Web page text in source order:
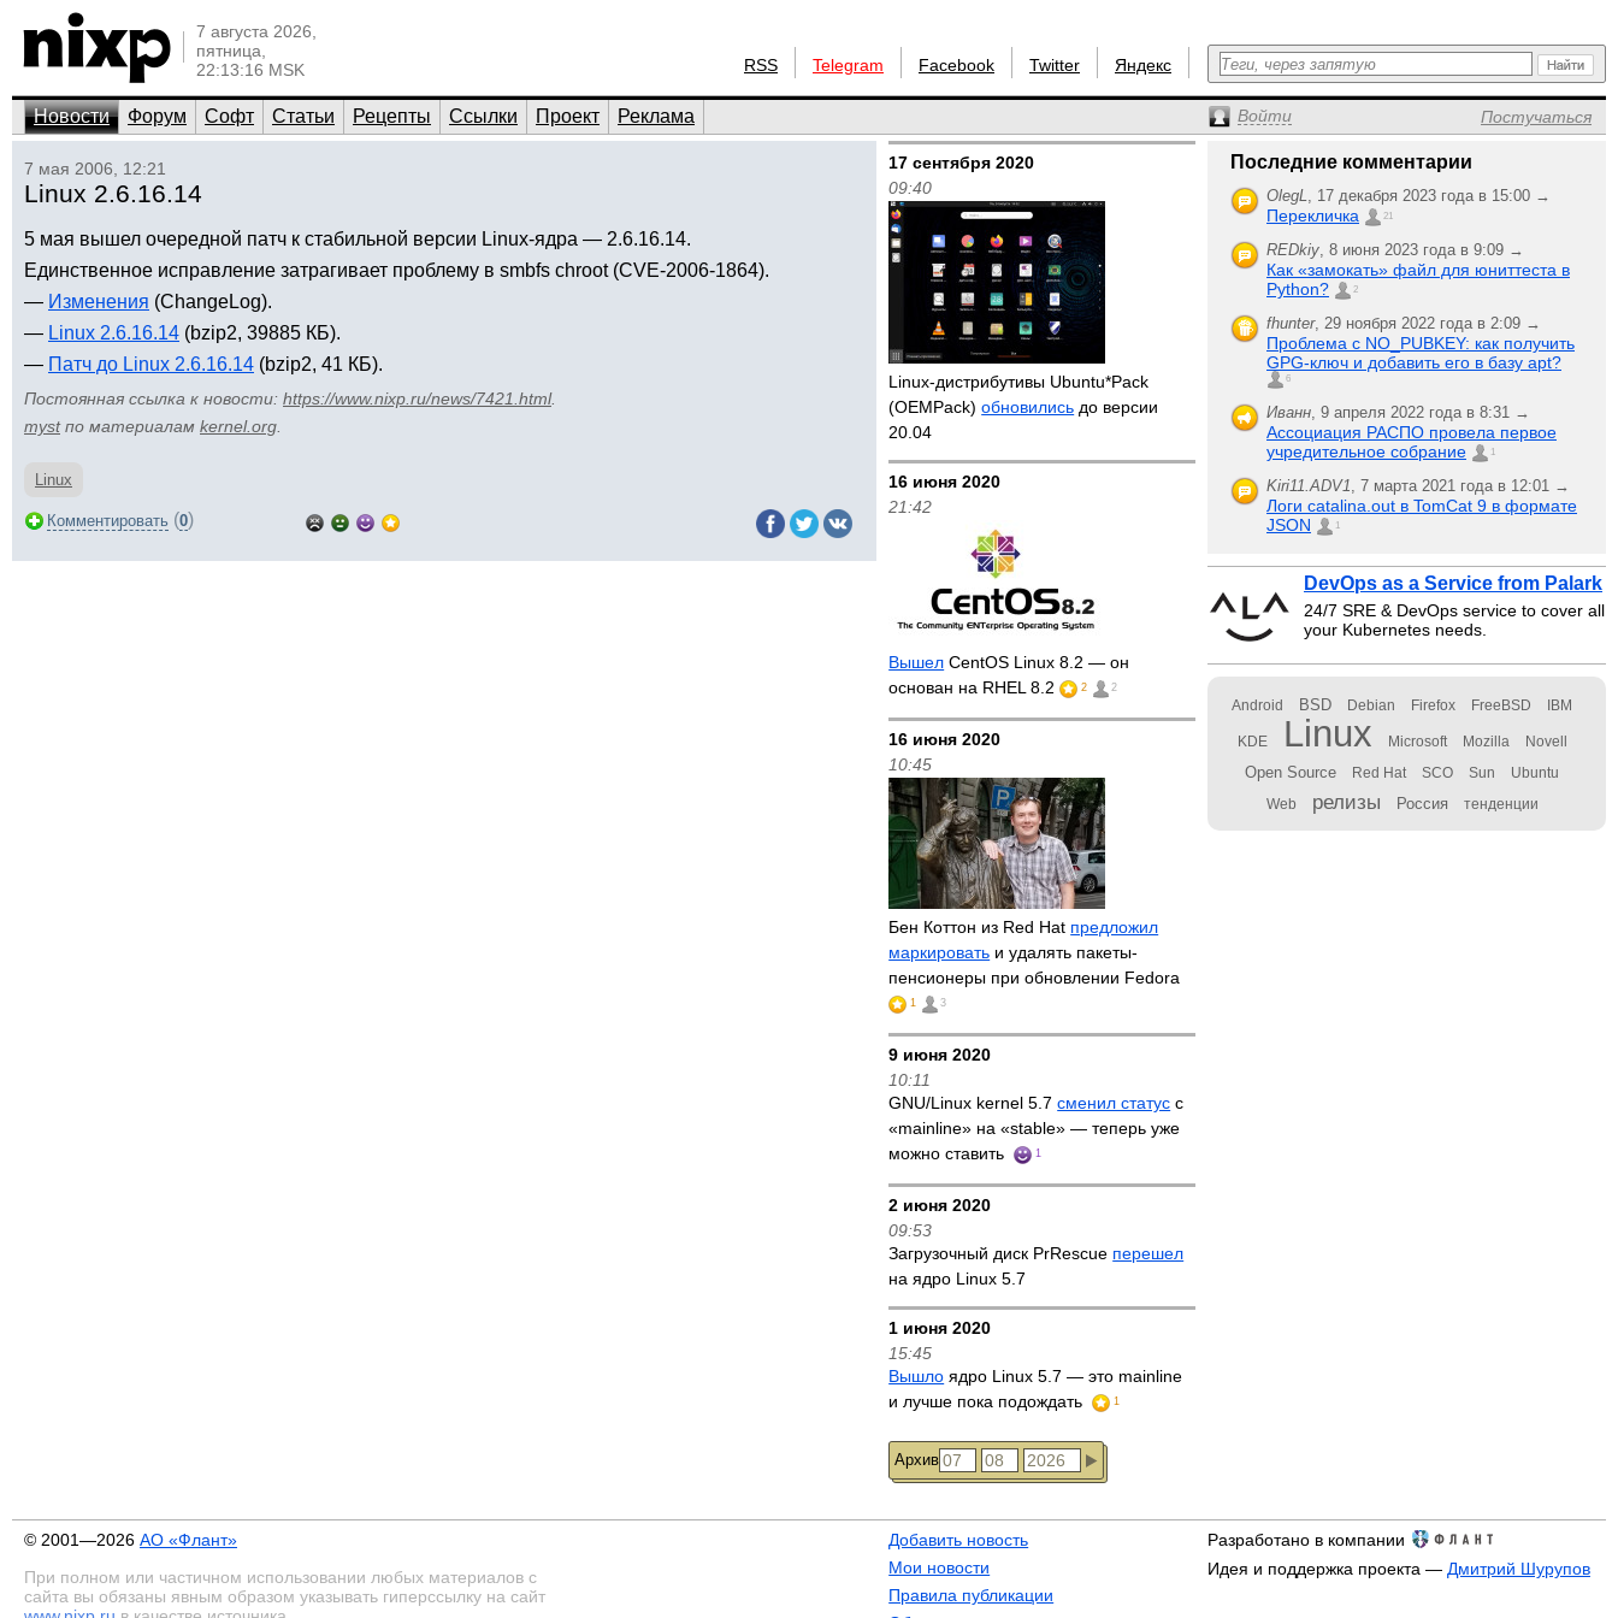
7 августа 2026,
пятница,
22:13:16 MSK
RSS Telegram Facebook Twitter Яндекс
Новости Форум Софт Статьи Рецепты Ссылки Проект Реклама Войти Постучаться
7 мая 2006, 12:21
Linux 2.6.16.14
5 мая вышел очередной патч к стабильной версии Linux-ядра — 2.6.16.14.
Единственное исправление затрагивает проблему в smbfs chroot (CVE-2006-1864).
— Изменения (ChangeLog).
— Linux 2.6.16.14 (bzip2, 39885 КБ).
— Патч до Linux 2.6.16.14 (bzip2, 41 КБ).
Постоянная ссылка к новости: https://www.nixp.ru/news/7421.html.
mystпо материалам kernel.org
Linux
Комментировать (0)
17 сентября 2020
09:40
Linux-дистрибутивы Ubuntu*Pack
(OEMPack)обновились до версии
20.04
16 июня 2020
21:42
Вышел CentOS Linux 8.2 — он
основан на RHEL 8.2
2 2
16 июня 2020
10:45
Бен Коттон из Red Hat предложил
маркировать и удалять пакеты-
пенсионеры при обновлении Fedora
1 3
9 июня 2020
10:11
GNU/Linux kernel 5.7сменил статус с
«mainline» на «stable» — теперь уже
можно ставить
1
2 июня 2020
09:53
Загрузочный диск PrRescue перешел
на ядро Linux 5.7
1 июня 2020
15:45
Вышло ядро Linux 5.7 — это mainline
и лучше пока подождать
1
Архив
Последние комментарии
OlegL, 17 декабря 2023 года в 15:00 →
Перекличка 21
REDkiy, 8 июня 2023 года в 9:09 →
Как «замокать» файл для юниттеста в
Python?
2
fhunter, 29 ноября 2022 года в 2:09 →
Проблема с NO_PUBKEY: как получить
GPG-ключ и добавить его в базу apt?
6
Иванн, 9 апреля 2022 года в 8:31 →
Ассоциация РАСПО провела первое
учредительное собрание
1
Kiri11.ADV1, 7 марта 2021 года в 12:01 →
Логи catalina.out в TomCat 9 в формате
JSON
1
DevOps as a Service from Palark
24/7 SRE & DevOps service to cover all
your Kubernetes needs.
Android BSD Debian Firefox FreeBSD IBM
KDE Linux Microsoft Mozilla Novell
Open Source Red Hat SCO Sun Ubuntu
Web релизы Россия тенденции
© 2001—2026 АО «Флант»
При полном или частичном использовании любых материалов с
сайта вы обязаны явным образом указывать гиперссылку на сайт
Добавить новость
Мои новости
Правила публикации
Разработано в компании
Идея и поддержка проекта — Дмитрий Шурупов